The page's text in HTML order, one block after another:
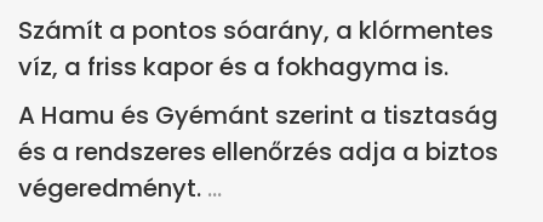
Számít a pontos sóarány, a klórmentes
víz, a friss kapor és a fokhagyma is.
A Hamu és Gyémánt szerint a tisztaság
és a rendszeres ellenőrzés adja a biztos
végeredményt.